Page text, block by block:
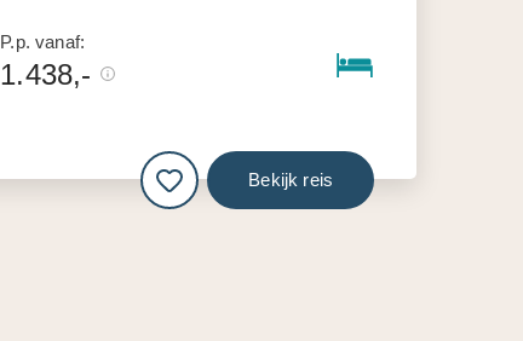
P.p. vanaf:
1.438,-
Bekijk reis